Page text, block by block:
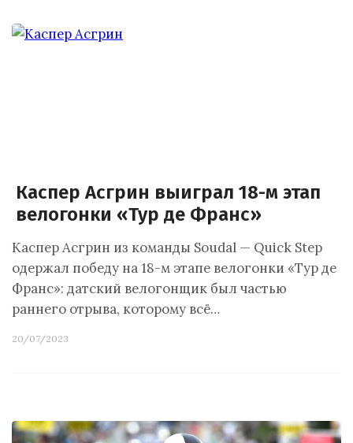
Каспер Асгрин выиграл 18-м этап
велогонки «Тур де Франс»
Каспер Асгрин из команды Soudal — Quick Step
одержал победу на 18-м этапе велогонки «Тур де
Франс»: датский велогонщик был частью
раннего отрыва, которому всё…
20/07/2023